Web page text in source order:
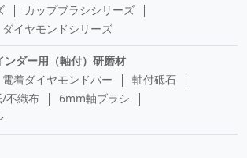
カップブラシシリーズ
ダイヤモンドシリーズ
ンダー用（軸付）研磨材
電着ダイヤモンドバー
軸付砥石
不織布
6mm軸ブラシ